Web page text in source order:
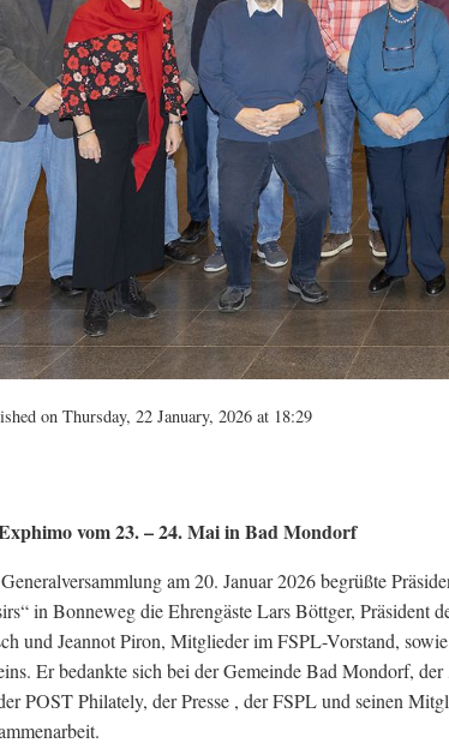
on Thursday, 22 January, 2026 at 18:29
vom 23. – 24. Mai in Bad Mondorf
am 20. Januar 2026 begrüßte
in Bonneweg die Ehrengäste Lars Böttger, Präsident
und Jeannot Piron, Mitglieder im FSPL-Vorstand,
Er bedankte sich bei der Gemeinde Bad Mondorf,
POST Philately, der Presse , der FSPL und seinen